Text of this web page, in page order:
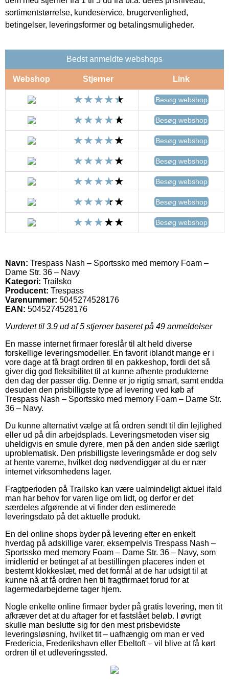
sortimentstørrelse, kundeservice, brugervenlighed,
betingelser, leveringsformer og betalingsmuligheder.
Bedst anmeldte webshops
Webshop Stjerner Link
Besøg webshop
Besøg webshop
Besøg webshop
Besøg webshop
Besøg webshop
Besøg webshop
Besøg webshop
Navn: Trespass Nash – Sportssko med memory Foam –
Dame Str. 36 – Navy
Kategori: Trailsko
Producent: Trespass
Varenummer: 5045274528176
EAN: 5045274528176
Vurderet til 3.9 ud af 5 stjerner baseret på 49 anmeldelser
En masse internet firmaer foreslår til alt held diverse
forskellige leveringsmodeller. En favorit iblandt mange er i
vore dage at få bragt ordren til en pakkeshop, fordi det så
giver dig god fleksibilitet til at kunne afhente produkterne
den dag der passer dig. Denne er jo rigtig smart, samt endda
desuden den prisbilligste type af levering ved køb af
Trespass Nash – Sportssko med memory Foam – Dame Str.
36 – Navy.
Du kunne alternativt vælge at få ordren sendt til din lejlighed
eller ud på din arbejdsplads. Leveringsmetoden viser sig
uheldigvis en smule dyrere, men på den anden side særligt
uproblematisk. Den prisbilligste leveringsmåde er dog selv
at hente varerne, hvilket dog nødvendiggør at du er nær
internet virksomhedens lager.
Fragtperioden på Trailsko kan være ualmindeligt aktuel ifald
man har behov for varen lige om lidt, og derfor er det
særdeles afgørende at vi finder den estimerede
leveringsdato på det aktuelle produkt.
En del online shops byder på levering efter en enkelt
hverdag på adskillige varer, eksempelvis Trespass Nash –
Sportssko med memory Foam – Dame Str. 36 – Navy, som
imidlertid er betinget af at bestillingen placeres inden et
bestemt klokkeslæt, med det formål at de har udsigt til at
kunne nå at få ordren hen til fragtfirmaet forud for at
lagermedarbejderne tager hjem.
Nogle enkelte online firmaer byder på gratis levering, men tit
afkræver det at du aftager for et fastslået beløb. I øvrigt
skulle man beslutte sig for den mest prisbevidste
leveringsløsning, hvilket tit – uafhængig om man er ved
Fredericia, Frederikshavn eller Ebeltoft – vil blive at få kørt
ordren til et udleveringssted.